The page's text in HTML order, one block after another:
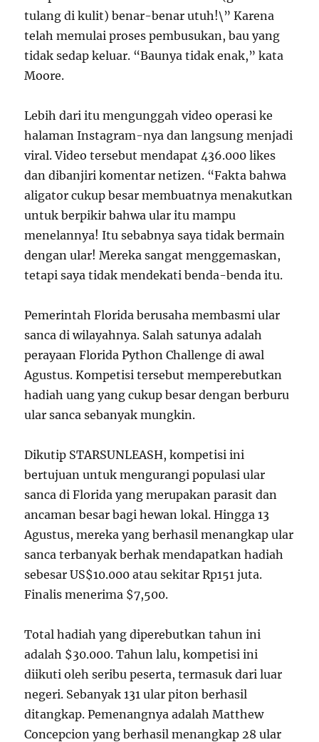
tulang di kulit) benar-benar utuh!\” Karena
telah memulai proses pembusukan, bau yang
tidak sedap keluar. “Baunya tidak enak,” kata
Moore.
Lebih dari itu mengunggah video operasi ke
halaman Instagram-nya dan langsung menjadi
viral. Video tersebut mendapat 436.000 likes
dan dibanjiri komentar netizen. “Fakta bahwa
aligator cukup besar membuatnya menakutkan
untuk berpikir bahwa ular itu mampu
menelannya! Itu sebabnya saya tidak bermain
dengan ular! Mereka sangat menggemaskan,
tetapi saya tidak mendekati benda-benda itu.
Pemerintah Florida berusaha membasmi ular
sanca di wilayahnya. Salah satunya adalah
perayaan Florida Python Challenge di awal
Agustus. Kompetisi tersebut memperebutkan
hadiah uang yang cukup besar dengan berburu
ular sanca sebanyak mungkin.
Dikutip STARSUNLEASH, kompetisi ini
bertujuan untuk mengurangi populasi ular
sanca di Florida yang merupakan parasit dan
ancaman besar bagi hewan lokal. Hingga 13
Agustus, mereka yang berhasil menangkap ular
sanca terbanyak berhak mendapatkan hadiah
sebesar US$10.000 atau sekitar Rp151 juta.
Finalis menerima $7,500.
Total hadiah yang diperebutkan tahun ini
adalah $30.000. Tahun lalu, kompetisi ini
diikuti oleh seribu peserta, termasuk dari luar
negeri. Sebanyak 131 ular piton berhasil
ditangkap. Pemenangnya adalah Matthew
Concepcion yang berhasil menangkap 28 ular